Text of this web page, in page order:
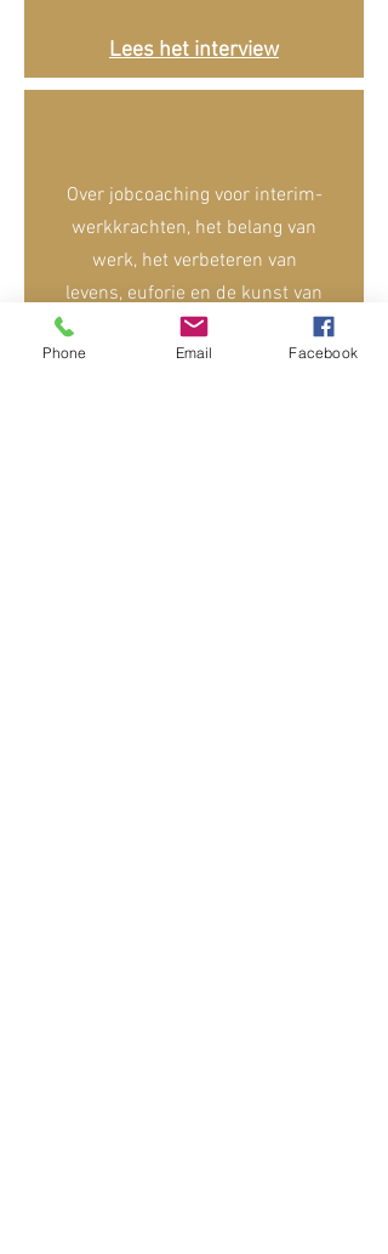
Lees het interview
Over jobcoaching voor interim-
werkkrachten, het belang van
werk, het verbeteren van
levens, euforie en de kunst van
het doorwerken van pijn.
Phone Email Facebook